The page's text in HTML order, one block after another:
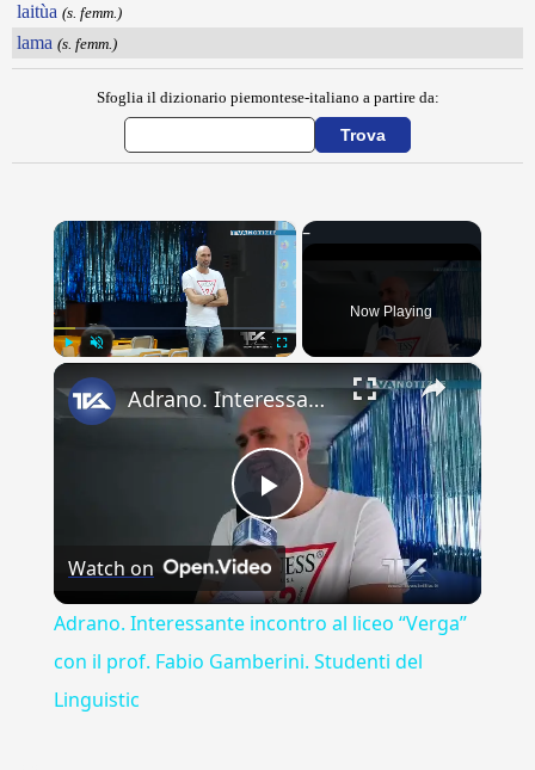
laitùa (s. femm.)
lama (s. femm.)
Sfoglia il dizionario piemontese-italiano a partire da:
×
Now Playing
×
Play
Video
Adrano. Interessante incontro al liceo “Verga” con il prof. Fabio Gamberini. Studenti del Linguistic
Watch on
Adrano. Interessante incontro al liceo “Verga”
con il prof. Fabio Gamberini. Studenti del
Linguistic